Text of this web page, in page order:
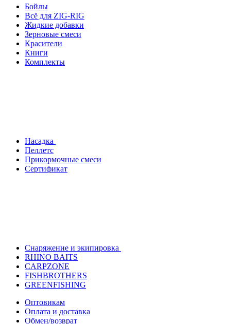
Бойлы
Всё для ZIG-RIG
Жидкие добавки
Зерновые смеси
Красители
Книги
Комплекты
Насадка
Пеллетс
Прикормочные смеси
Сертификат
Снаряжение и экипировка
RHINO BAITS
CARPZONE
FISHBROTHERS
GREENFISHING
Оптовикам
Оплата и доставка
Обмен/возврат